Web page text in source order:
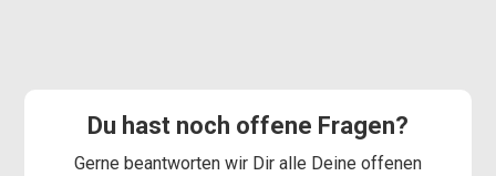
Du hast noch offene Fragen?
Gerne beantworten wir Dir alle Deine offenen